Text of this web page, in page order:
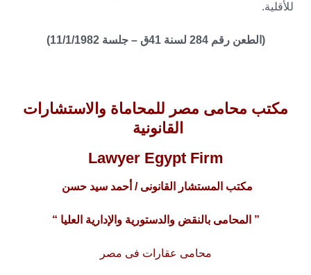
للأقلية.
(الطعن رقم 284 لسنة 41ق – جلسة 11/1/1982)
مكتب محامى مصر للمحاماة والاستشارات
القانونية
Lawyer Egypt Firm
مكتب المستشار القانونى / أحمد سيد حسن
” المحامى بالنقض والدستورية والإدارية العليا “
محامى عقارات فى مصر